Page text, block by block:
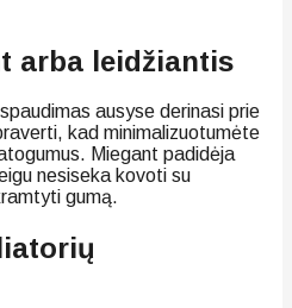
arba leidžiantis
ausyse derinasi prie
kad minimalizuotumėte
Miegant padidėja
nesiseka kovoti su
gumą.